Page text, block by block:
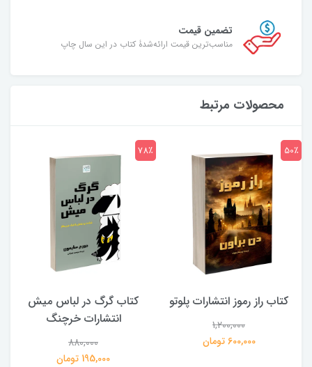
تضمین قیمت
مناسب‌ترین قیمت ارائه‌شدۀ کتاب در این سال چاپ
محصولات مرتبط
کتاب راز رموز انتشارات پلوتو
1,200,000
600,000 تومان
50٪
کتاب گرگ در لباس میش
انتشارات خرچنگ
880,000
195,000 تومان
78٪